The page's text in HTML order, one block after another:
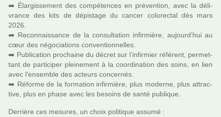
➡️ Élargissement des com­pé­ten­ces en pré­ven­tion, avec la déli­
vrance des kits de dépis­tage du cancer colo­rec­tal dès mars
2026.
➡️ Reconnaissance de la consul­ta­tion infir­mière, aujourd’hui au
cœur des négo­cia­tions conven­tion­nel­les.
➡️ Publication pro­chaine du décret sur l’infir­mier réfé­rent, per­met­
tant de par­ti­ci­per plei­ne­ment à la coor­di­na­tion des soins, en lien
avec l’ensem­ble des acteurs concer­nés.
➡️ Réforme de la for­ma­tion infir­mière, plus moderne, plus attrac­
tive, plus en phase avec les besoins de santé publi­que.
Derrière ces mesu­res, un choix poli­ti­que assumé :